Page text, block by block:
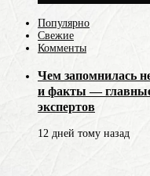
Популярно
Свежие
Комменты
Чем запомнилась
и факты —
экспертов
12 дней тому назад